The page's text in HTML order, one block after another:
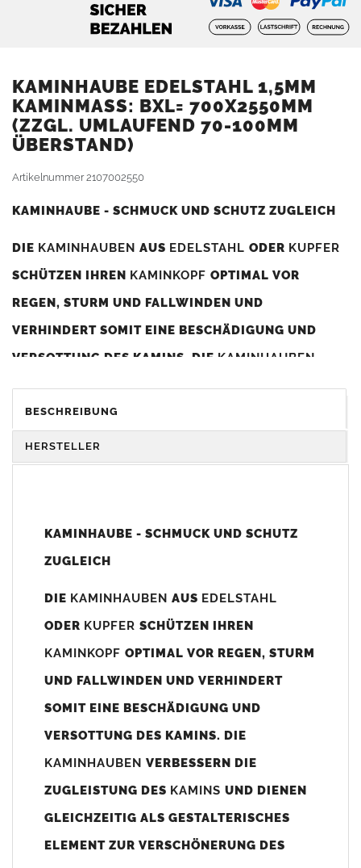
KAMINHAUBE EDELSTAHL 1,5MM
KAMINMASS: BXL= 700X2550MM (
ZZGL. UMLAUFEND 70-100MM Ü
BERSTAND)
Artikelnummer2107002550
KAMINHAUBE - SCHMUCK UND SCHUTZ ZUGLEICH
DIE KAMINHAUBEN AUS EDELSTAHL ODER KUPFER
SCHÜTZEN IHREN KAMINKOPF OPTIMAL VOR
REGEN, STURM UND FALLWINDEN UND
VERHINDERT SOMIT EINE BESCHÄDIGUNG UND
VERSOTTUNG DES KAMINS. DIE KAMINHAUBEN
DIENEN GLEICHZEITIG ALS GESTALTERISCHES
ELEMENT ZUR VERSCHÖNERUNG DES BAUWERKS.
Unsere Maßangaben beziehen sich immer auf das
800mm x 740-800mm angefertigt (siehe Bild/Zeichnung unten).
angefertigt werden (bitte anfragen).
(siehe Bild/Zeichnung unten) angefertigt. Sollten die Bohrungen
nicht passen dann bitte "ohne"Bohrungen (Auswahlfeld)
bis 500mm Kaminbreite: Abstand vom Kaminrand ca.
80mm
BESCHREIBUNG
HERSTELLER
KAMINHAUBE - SCHMUCK UND SCHUTZ
ZUGLEICH
DIE KAMINHAUBEN AUS EDELSTAHL
ODER KUPFER SCHÜTZEN IHREN
KAMINKOPF OPTIMAL VOR REGEN, STURM
UND FALLWINDEN UND VERHINDERT
SOMIT EINE BESCHÄDIGUNG UND
VERSOTTUNG DES KAMINS. DIE
KAMINHAUBEN VERBESSERN DIE
ZUGLEISTUNG DES KAMINS UND DIENEN
GLEICHZEITIG ALS GESTALTERISCHES
ELEMENT ZUR VERSCHÖNERUNG DES